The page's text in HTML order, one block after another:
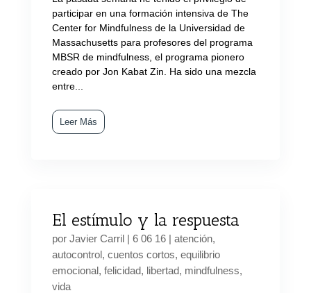
participar en una formación intensiva de The
Center for Mindfulness de la Universidad de
Massachusetts para profesores del programa
MBSR de mindfulness, el programa pionero
creado por Jon Kabat Zin. Ha sido una mezcla
entre...
Leer Más
El estímulo y la respuesta
por Javier Carril| 6 06 16| atención,
autocontrol, cuentos cortos, equilibrio
emocional, felicidad, libertad, mindfulness,
vida